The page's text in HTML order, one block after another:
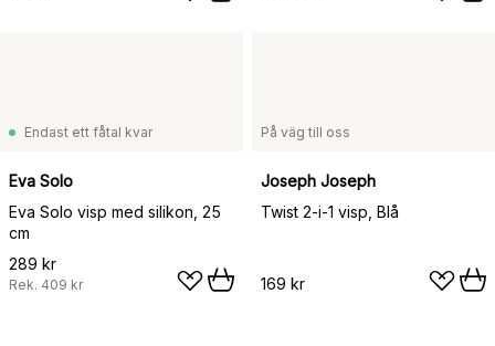
Endast ett fåtal kvar
Eva Solo
Eva Solo visp med silikon, 25
cm
289 kr
Rek. 409 kr
På väg till oss
Joseph Joseph
Twist 2-i-1 visp, Blå
169 kr